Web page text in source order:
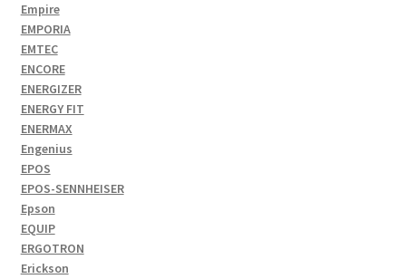
Empire
EMPORIA
EMTEC
ENCORE
ENERGIZER
ENERGY FIT
ENERMAX
Engenius
EPOS
EPOS-SENNHEISER
Epson
EQUIP
ERGOTRON
Erickson